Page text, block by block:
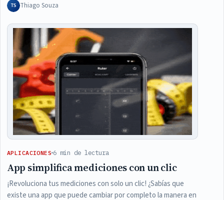
TS Thiago Souza
APLICACIONES 6 min de lectura
App simplifica mediciones con un clic
¡Revoluciona tus mediciones con solo un clic! ¿Sabías que
existe una app que puede cambiar por completo la manera en